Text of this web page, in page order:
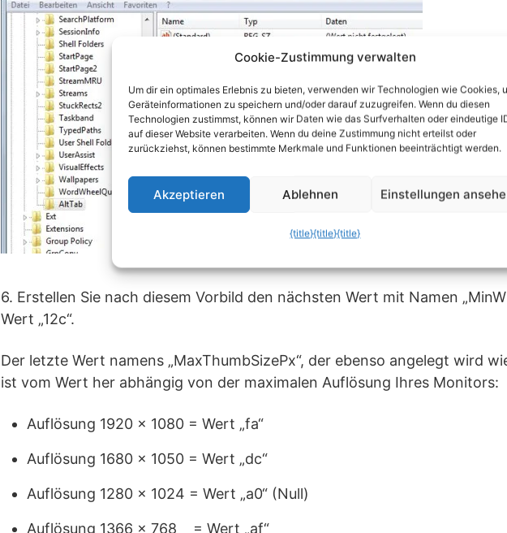
6. Erstellen Sie nach diesem Vorbild den nächsten Wert mit Namen
Wert „12c“.
Der letzte Wert namens „MaxThumbSizePx“, der ebenso angelegt wird
ist vom Wert her abhängig von der maximalen Auflösung Ihres Monitors:
Auflösung 1920 x 1080 = Wert „fa“
Auflösung 1680 x 1050 = Wert „dc“
Auflösung 1280 x 1024 = Wert „a0“ (Null)
Auflösung 1366 x 768 = Wert „af“
Cookie-Zustimmung verwalten
Um dir ein optimales Erlebnis zu bieten, verwenden wir Technologien wie Cookies,
Geräteinformationen zu speichern und/oder darauf zuzugreifen. Wenn du diesen
Technologien zustimmst, können wir Daten wie das Surfverhalten oder eindeutige
auf dieser Website verarbeiten. Wenn du deine Zustimmung nicht erteilst oder
zurückziehst, können bestimmte Merkmale und Funktionen beeinträchtigt werden.
Akzeptieren Ablehnen Einstellungen
{title}{title}{title}